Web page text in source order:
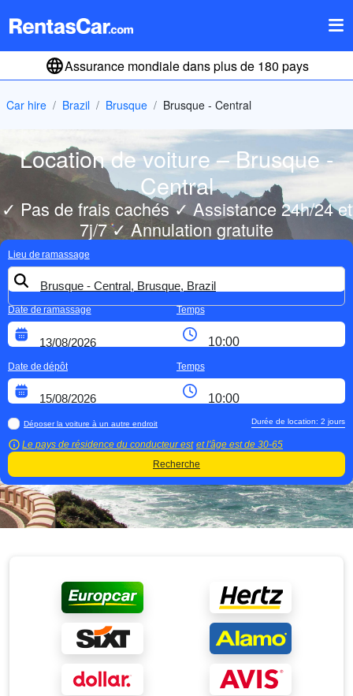
Assurance mondiale dans plus de 180 pays
Car hire Brazil Brusque Brusque - Central
Location de voiture – Brusque -
Central
✓ Pas de frais cachés ✓ Assistance 24h/24 et
7j/7 ✓ Annulation gratuite
Lieu de ramassage
Date de ramassage Temps
Date de dépôt Temps
Déposer la voiture à un autre endroit
Le pays de résidence du conducteur est et l'âge est de 30-65
Durée de location: 2 jours
Recherche